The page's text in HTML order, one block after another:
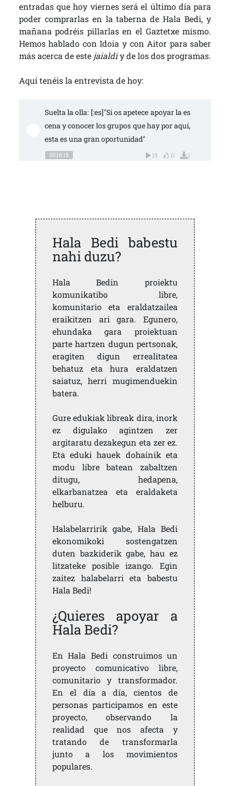
entradas que hoy viernes será el último día para
poder comprarlas en la taberna de Hala Bedi, y
mañana podréis pillarlas en el Gaztetxe mismo.
Hemos hablado con Idoia y con Aitor para saber
más acerca de este jaialdiy de los dos programas.
Aquí tenéis la entrevista de hoy:
Suelta la olla: [:es]"Si os apetece apoyar la es
cena y conocer los grupos que hay por aquí,
esta es una gran oportunidad"
00:16:15 15 0 1
Hala Bedi babestu
nahi duzu?
Hala Bedin proiektu
komunikatibo libre,
komunitario eta eraldatzailea
eraikitzen ari gara. Egunero,
ehundaka gara proiektuan
parte hartzen dugun pertsonak,
eragiten digun errealitatea
behatuz eta hura eraldatzen
saiatuz, herri mugimenduekin
batera.
Gure edukiak libreak dira, inork
ez digulako agintzen zer
argitaratu dezakegun eta zer ez.
Eta eduki hauek dohainik eta
modu libre batean zabaltzen
ditugu, hedapena,
elkarbanatzea eta eraldaketa
helburu.
Halabelarririk gabe, Hala Bedi
ekonomikoki sostengatzen
duten bazkiderik gabe, hau ez
litzateke posible izango. Egin
zaitez halabelarri eta babestu
Hala Bedi!
¿Quieres apoyar a
Hala Bedi?
En Hala Bedi construimos un
proyecto comunicativo libre,
comunitario y transformador.
En el día a día, cientos de
personas participamos en este
proyecto, observando la
realidad que nos afecta y
tratando de transformarla
junto a los movimientos
populares.